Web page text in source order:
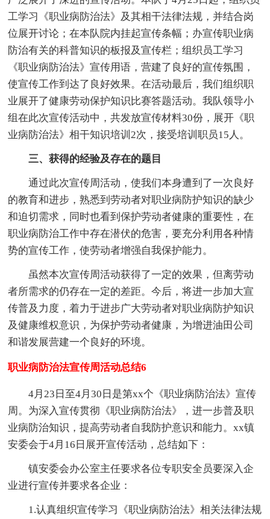
工学习《职业病防治法》及其相干法律法规，并结合岗
位展开讨论；在本队院内挂起宣传条幅；办宣传职业病
防治有关的科普知识的板报及宣传栏；组织员工学习
《职业病防治法》宣传用语，营建了良好的宣传氛围，
使宣传工作到达了良好效果。在活动最后，我们组织职
业展开了健康劳动保护知识比赛答题活动。我队领导小
组在此次宣传活动中，共发放宣传材料30份，展开《职
业病防治法》相干知识培训2次，接受培训职员15人。
三、获得的经验及存在的题目
通过此次宣传周活动，使我们本身遭到了一次良好
的教育和进步，熟悉到劳动者对职业病防护知识的缺少
和迫切需求，同时也看到保护劳动者健康的重要性，在
职业病防治工作中存在潜伏的危害，要充分利用各种情
势的宣传工作，使劳动者增强自我保护能力。
虽然本次宣传周活动获得了一定的效果，但离劳动
者所需求的仍存在一定的差距。今后，将进一步加大宣
传普及力度，着力于进步广大劳动者对职业病防护知识
及健康维权意识，为保护劳动者健康，为增进油田公司
和谐发展营建一个良好的环境。
职业病防治法宣传周活动总结6
4月23日至4月30日是第xx个《职业病防治法》宣传
周。为深入宣传贯彻《职业病防治法》，进一步普及职
业病防治知识，提高劳动者自我防护意识和能力。xx镇
安委会于4月16日展开宣传活动，总结如下：
镇安委会办公室主任要求各位专职安全员要深入企
业进行宣传并要求各企业：
1.认真组织宣传学习《职业病防治法》相关法律法规